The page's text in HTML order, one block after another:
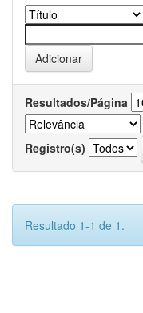
Resultados/Página
Registro(s)
Resultado 1-1 de 1.